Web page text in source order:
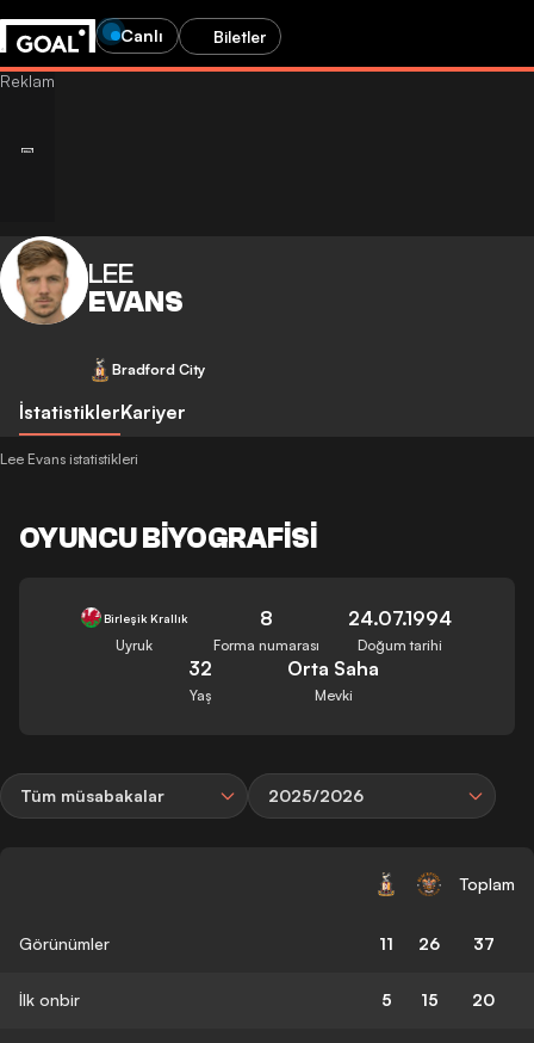
Canlı Biletler
LEE
EVANS
Bradford City
İstatistiklerKariyer
Lee Evans istatistikleri
OYUNCU BIYOGRAFISI
Birleşik Krallık
Uyruk
8
Forma numarası
24.07.1994
Doğum tarihi
32
Yaş
Orta Saha
Mevki
Tüm müsabakalar 2025/2026
Toplam
Görünümler 11 26 37
İlk onbir 5 15 20